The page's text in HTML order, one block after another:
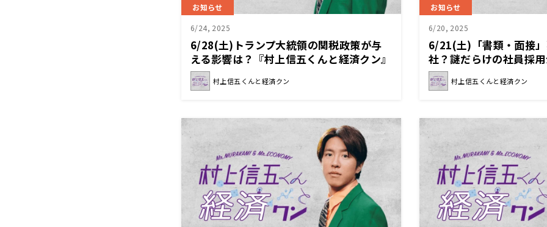
お知らせ
6/24, 2025
6/28(土)トランプ大統領の関税政策が与
える影響は？『村上信五くんと経済クン』
村上信五くんと経済クン
お知らせ
6/20, 2025
6/21(土)「書類・面接
社？謎だらけの社員採用
『村上信五くんと経済ク
村上信五くんと経済クン